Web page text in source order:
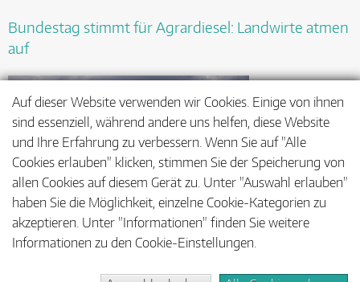
Bundestag stimmt für Agrardiesel: Landwirte atmen
auf
Auf dieser Website verwenden wir Cookies. Einige von ihnen
sind essenziell, während andere uns helfen, diese Website
und Ihre Erfahrung zu verbessern. Wenn Sie auf "Alle
Cookies erlauben" klicken, stimmen Sie der Speicherung von
allen Cookies auf diesem Gerät zu. Unter "Auswahl erlauben"
haben Sie die Möglichkeit, einzelne Cookie-Kategorien zu
akzeptieren. Unter "Informationen" finden Sie weitere
Informationen zu den Cookie-Einstellungen.